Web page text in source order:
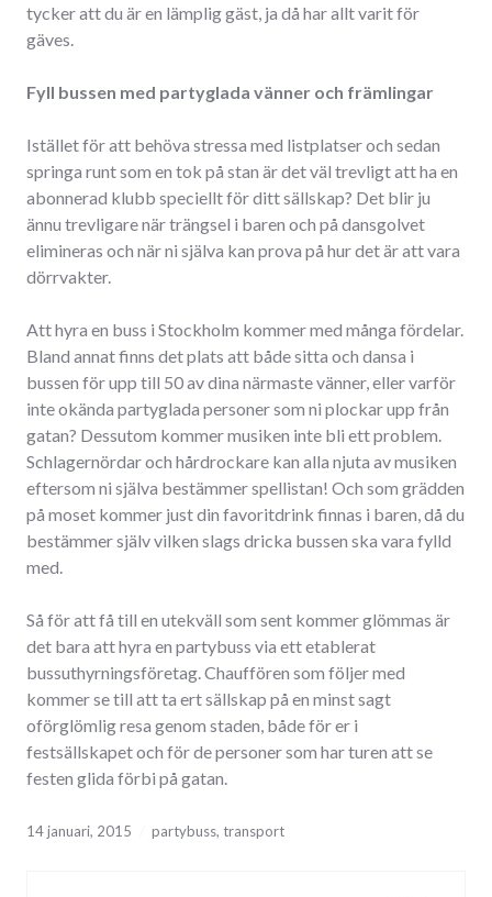
tycker att du är en lämplig gäst, ja då har allt varit för
gäves.
Fyll bussen med partyglada vänner och främlingar
Istället för att behöva stressa med listplatser och sedan
springa runt som en tok på stan är det väl trevligt att ha en
abonnerad klubb speciellt för ditt sällskap? Det blir ju
ännu trevligare när trängsel i baren och på dansgolvet
elimineras och när ni själva kan prova på hur det är att vara
dörrvakter.
Att hyra en buss i Stockholm kommer med många fördelar.
Bland annat finns det plats att både sitta och dansa i
bussen för upp till 50 av dina närmaste vänner, eller varför
inte okända partyglada personer som ni plockar upp från
gatan? Dessutom kommer musiken inte bli ett problem.
Schlagernördar och hårdrockare kan alla njuta av musiken
eftersom ni själva bestämmer spellistan! Och som grädden
på moset kommer just din favoritdrink finnas i baren, då du
bestämmer själv vilken slags dricka bussen ska vara fylld
med.
Så för att få till en utekväll som sent kommer glömmas är
det bara att hyra en partybuss via ett etablerat
bussuthyrningsföretag. Chauffören som följer med
kommer se till att ta ert sällskap på en minst sagt
oförglömlig resa genom staden, både för er i
festsällskapet och för de personer som har turen att se
festen glida förbi på gatan.
14 januari, 2015 partybuss, transport